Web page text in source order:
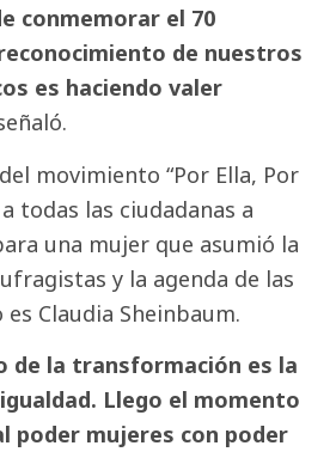
conmemorar el 70
de nuestros
es haciendo valer
movimiento “Por Ella, Por
todas las ciudadanas a
una mujer que asumió la
y la agenda de las
Claudia Sheinbaum.
de la transformación es la
Llego el momento
poder mujeres con poder